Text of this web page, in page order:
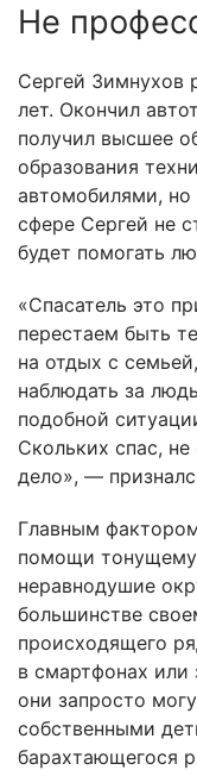
Не
Сергей Зимнухов
лет. Окончил
получил высшее
образования
автомобилями, но
сфере Сергей не
будет помогать
«Спасатель это
перестаем быть
на отдых с
наблюдать за
подобной
Скольких спас,
дело», —
Главным
помощи тонущему
неравнодушие
большинстве
происходящего
в смартфонах
они запросто
собственными
барахтающегося